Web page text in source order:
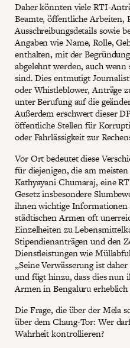
Daher könnten viele RTI-
Beamte, öffentliche Arbeiten,
Ausschreibungsdetails sowie
Angaben wie Name, Rolle,
enthalten, mit der
abgelehnt werden, auch
sind. Dies entmutigt
oder Whistleblower, Anträge
unter Berufung auf die
Außerdem erschwert dieser
öffentliche Stellen für
oder Fahrlässigkeit zur
Vor Ort bedeutet diese
für diejenigen, die am
Kathyayani Chumaraj, eine
Gesetz insbesondere
ihnen wichtige Informationen
städtischen Armen oft
Einzelheiten zu
Stipendienanträgen und den
Dienstleistungen wie
„Seine Verwässerung ist
und fügt hinzu, dass dies
Armen in Bengaluru
Die Frage, die über der Mela
über dem Chang-Tor: Wer
Wahrheit kontrollieren?